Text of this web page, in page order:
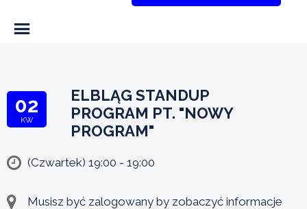
02
KW
ELBLĄG STANDUP
PROGRAM PT. "NOWY
PROGRAM"
(Czwartek) 19:00 - 19:00
Musisz być zalogowany by zobaczyć informacje